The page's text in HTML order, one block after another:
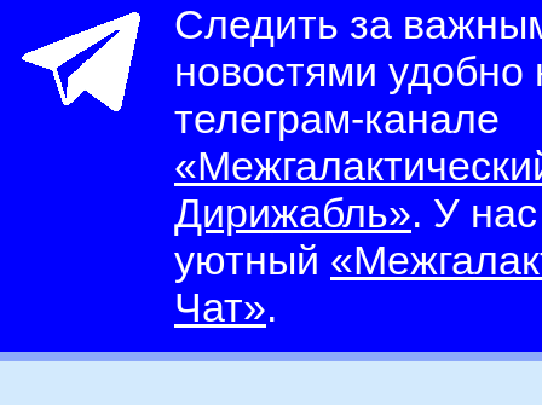
Следить за
новостями
телеграм-канале
Дирижабль». У
уютный
Чат».